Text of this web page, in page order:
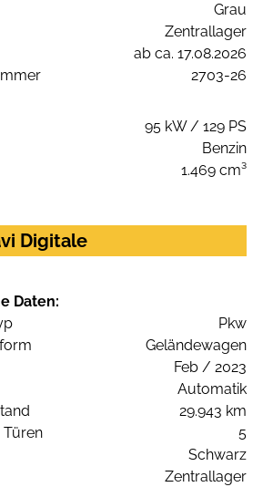
Grau
Zentrallager
ab ca. 17.08.2026
2703-26
95 kW / 129 PS
Benzin
1.469 cm³
Digitale
Daten:
Pkw
Geländewagen
Feb / 2023
Automatik
29.943 km
Türen
5
Schwarz
Zentrallager